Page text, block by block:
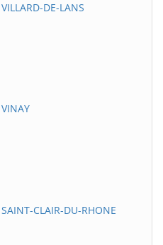
DE-LANS
CLAIR-DU-RHONE